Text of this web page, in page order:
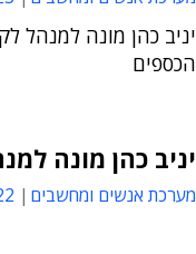
יניב כהן מונה למנהל
הכספים
יניב כהן מונה
מערכת אנשים ומחשבים